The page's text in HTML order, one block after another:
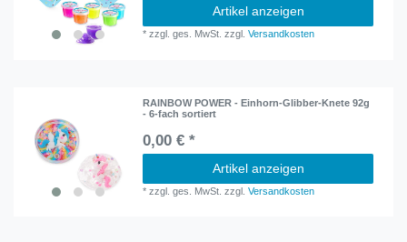
Artikel anzeigen
*zzgl. ges. MwSt. zzgl.Versandkosten
RAINBOW POWER - Einhorn-Glibber-Knete 92g
- 6-fach sortiert
0,00 € *
Artikel anzeigen
*zzgl. ges. MwSt. zzgl.Versandkosten